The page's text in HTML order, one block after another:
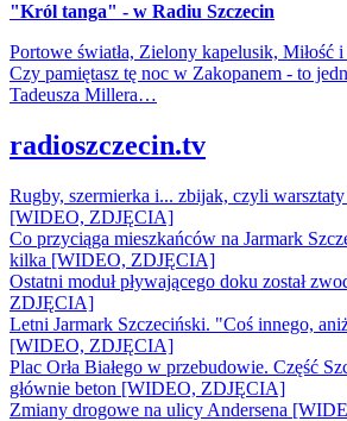
"Król tanga" - w Radiu Szczecin
Portowe światła, Zielony kapelusik, Miłość
Czy pamiętasz tę noc w Zakopanem - to
Tadeusza Millera…
radioszczecin.tv
Rugby, szermierka i... zbijak, czyli
[WIDEO, ZDJĘCIA]
Co przyciąga mieszkańców na Jarmark
kilka [WIDEO, ZDJĘCIA]
Ostatni moduł pływającego doku został
ZDJĘCIA]
Letni Jarmark Szczeciński. "Coś innego,
[WIDEO, ZDJĘCIA]
Plac Orła Białego w przebudowie. Część
głównie beton [WIDEO, ZDJĘCIA]
Zmiany drogowe na ulicy Andersena